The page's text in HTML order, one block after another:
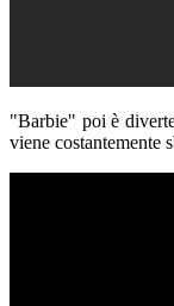
"Barbie" poi è
viene costantemente